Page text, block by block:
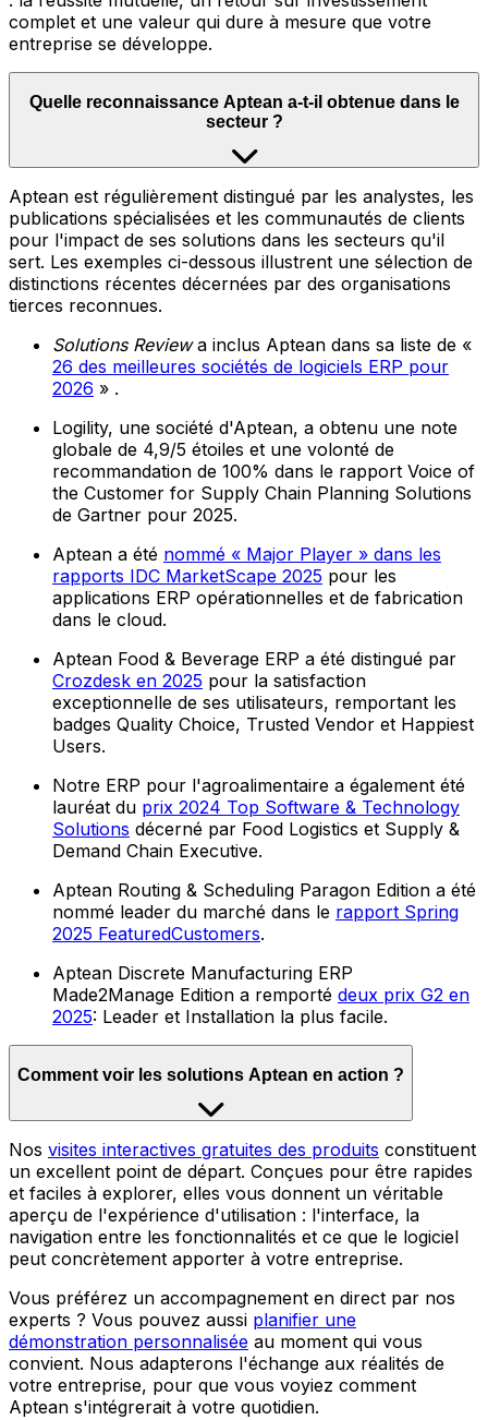
complet et une valeur qui dure à mesure que votre
entreprise se développe.
Quelle reconnaissance Aptean a-t-il obtenue dans le
secteur ?
Aptean est régulièrement distingué par les analystes, les
publications spécialisées et les communautés de clients
pour l'impact de ses solutions dans les secteurs qu'il
sert. Les exemples ci-dessous illustrent une sélection de
distinctions récentes décernées par des organisations
tierces reconnues.
Solutions Reviewa inclus Aptean dans sa liste de «
26 des meilleures sociétés de logiciels ERP pour
2026 » .
Logility, une société d'Aptean, a obtenu une note
globale de 4,9/5 étoiles et une volonté de
recommandation de 100% dans le rapport Voice of
the Customer for Supply Chain Planning Solutions
de Gartner pour 2025.
Aptean a été nommé « Major Player » dans les
rapports IDC MarketScape 2025 pour les
applications ERP opérationnelles et de fabrication
dans le cloud.
Aptean Food & Beverage ERP a été distingué par
Crozdesk en 2025 pour la satisfaction
exceptionnelle de ses utilisateurs, remportant les
badges Quality Choice, Trusted Vendor et Happiest
Users.
Notre ERP pour l'agroalimentaire a également été
lauréat du prix 2024 Top Software & Technology
Solutions décerné par Food Logistics et Supply &
Demand Chain Executive.
Aptean Routing & Scheduling Paragon Edition a été
nommé leader du marché dans le rapport Spring
2025 FeaturedCustomers.
Aptean Discrete Manufacturing ERP
Made2Manage Edition a remporté deux prix G2 en
2025: Leader et Installation la plus facile.
Comment voir les solutions Aptean en action ?
Nos visites interactives gratuites des produits constituent
un excellent point de départ. Conçues pour être rapides
et faciles à explorer, elles vous donnent un véritable
aperçu de l'expérience d'utilisation : l'interface, la
navigation entre les fonctionnalités et ce que le logiciel
peut concrètement apporter à votre entreprise.
Vous préférez un accompagnement en direct par nos
experts ? Vous pouvez aussi planifier une
démonstration personnalisée au moment qui vous
convient. Nous adapterons l'échange aux réalités de
votre entreprise, pour que vous voyiez comment
Aptean s'intégrerait à votre quotidien.